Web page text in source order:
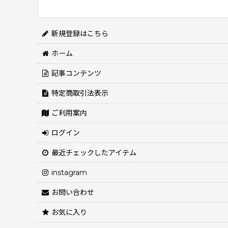
新規登録はこちら
ホーム
記事コンテンツ
特定商取引法表示
ご利用案内
ログイン
最近チェックしたアイテム
instagram
お問い合わせ
お気に入り